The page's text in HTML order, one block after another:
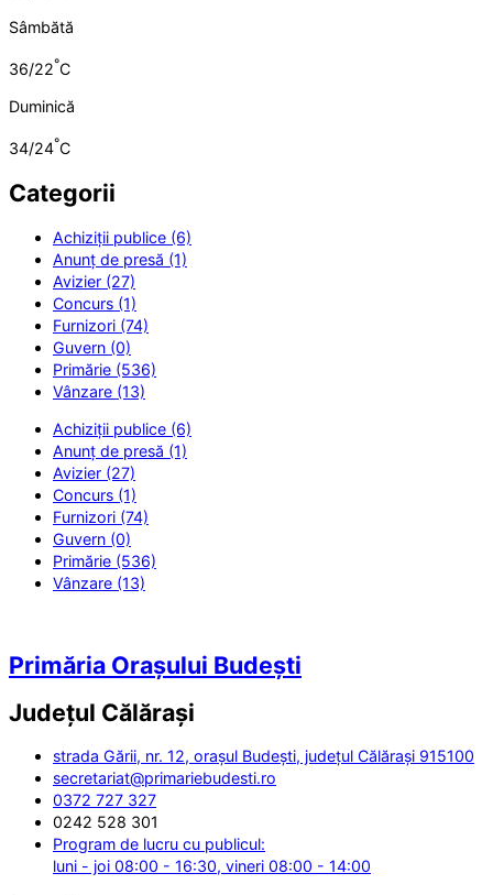
Sâmbătă
36/22°C
Duminică
34/24°C
Categorii
Achiziții publice (6)
Anunț de presă (1)
Avizier (27)
Concurs (1)
Furnizori (74)
Guvern (0)
Primărie (536)
Vânzare (13)
Achiziții publice (6)
Anunț de presă (1)
Avizier (27)
Concurs (1)
Furnizori (74)
Guvern (0)
Primărie (536)
Vânzare (13)
Primăria Orașului Budești
Județul Călărași
strada Gării, nr. 12, orașul Budești, județul Călărași 915100
secretariat@primariebudesti.ro
0372 727 327
0242 528 301
Program de lucru cu publicul:
luni - joi 08:00 - 16:30, vineri 08:00 - 14:00